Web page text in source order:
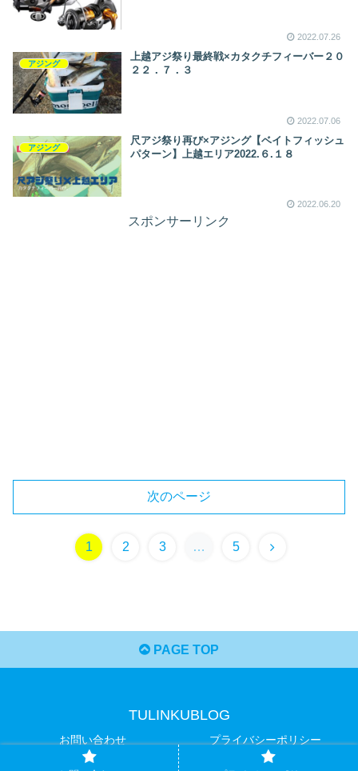
2022.07.26
アジング
上越アジ祭り最終戦×カタクチフィーバー２０
２２．７．３
2022.07.06
アジング
尺アジ祭り再び×アジング【ベイトフィッシュ
パターン】上越エリア2022.６.１８
2022.06.20
スポンサーリンク
次のページ
1 2 3 … 5
PAGE TOP
TULINKUBLOG
お問い合わせ プライバシーポリシー
© 2020 TULINKUBLOG.